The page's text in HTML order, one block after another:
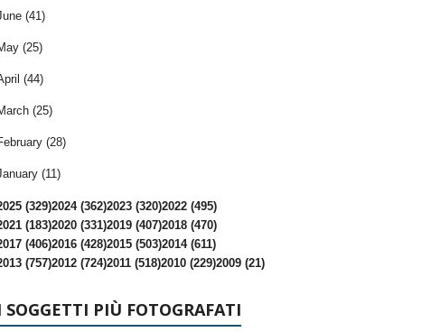
(41)
(25)
(44)
(25)
(28)
(11)
(329)2024 (362)2023 (320)2022 (495)
(183)2020 (331)2019 (407)2018 (470)
(406)2016 (428)2015 (503)2014 (611)
(757)2012 (724)2011 (518)2010 (229)2009 (21)
SOGGETTI PIÙ FOTOGRAFATI